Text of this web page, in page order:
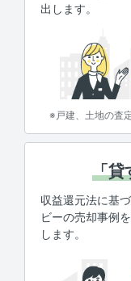
出します。
※戸建、土地の査
「貸
収益還元法に基
ビーの売却事例
します。